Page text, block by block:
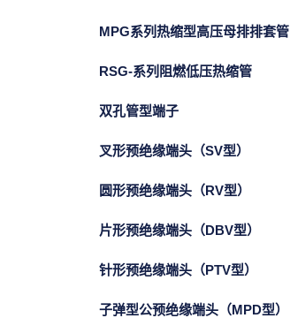
MPG系列热缩型高压母排排套管
RSG-系列阻燃低压热缩管
双孔管型端子
叉形预绝缘端头（SV型）
圆形预绝缘端头（RV型）
片形预绝缘端头（DBV型）
针形预绝缘端头（PTV型）
子弹型公预绝缘端头（MPD型）